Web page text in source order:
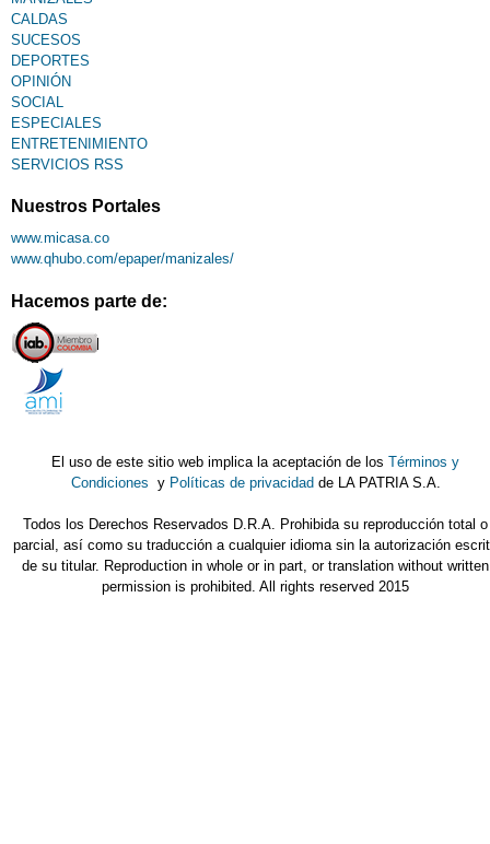
CALDAS
SUCESOS
DEPORTES
OPINIÓN
SOCIAL
ESPECIALES
ENTRETENIMIENTO
SERVICIOS RSS
Nuestros Portales
www.micasa.co
www.qhubo.com/epaper/manizales/
Hacemos parte de:
El uso de este sitio web implica la aceptación de losTérminos y
Condiciones y Políticas de privacidad de LA PATRIA S.A.
Todos los Derechos Reservados D.R.A. Prohibida su reproducción total o
parcial, así como su traducción a cualquier idioma sin la autorización
de su titular. Reproduction in whole or in part, or translation without written
permission is prohibited. All rights reserved 2015